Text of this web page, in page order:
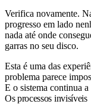
Verifica novamente.
progresso em lado
nada até onde
garras no seu disco.
Esta é uma das
problema parece
E o sistema continua
Os processos invisíveis